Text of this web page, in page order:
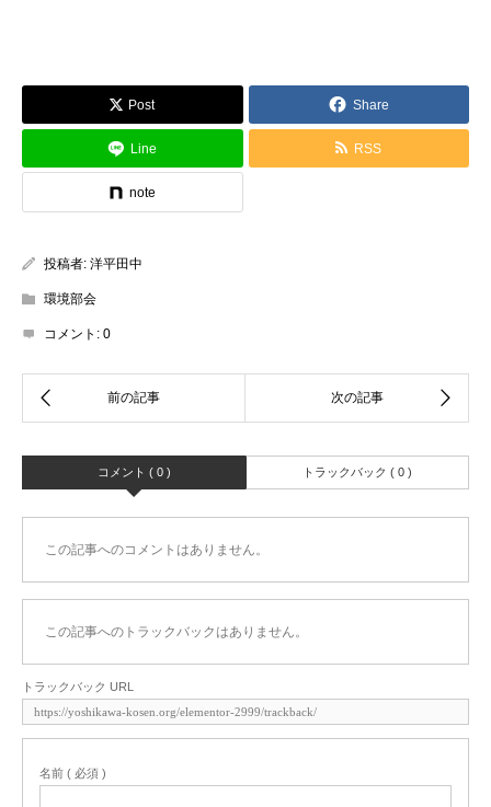
Post Share
Line RSS
note
投稿者: 洋平田中
環境部会
コメント: 0
コメント ( 0 ) トラックバック ( 0 )
この記事へのコメントはありません。
この記事へのトラックバックはありません。
トラックバック URL
名前 ( 必須 )